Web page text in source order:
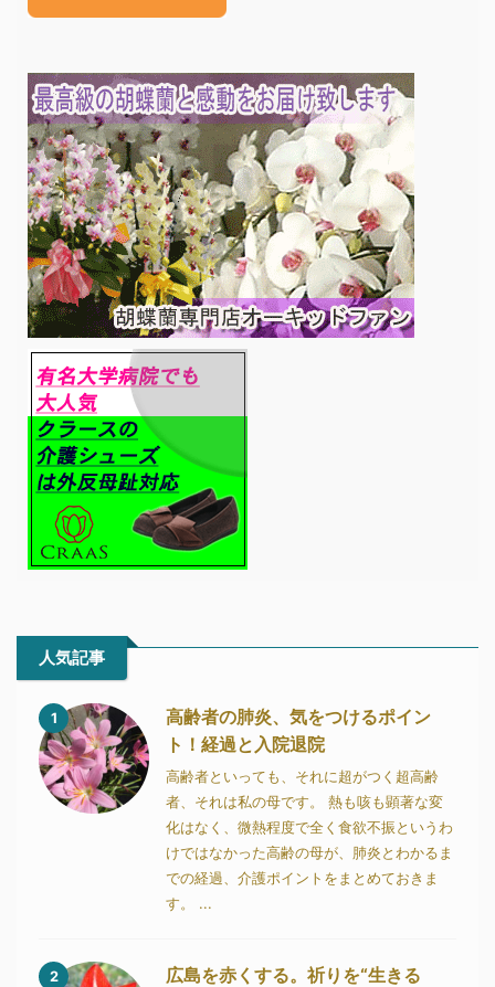
人気記事
1
高齢者の肺炎、気をつけるポイン
ト！経過と入院退院
高齢者といっても、それに超がつく超高齢
者、それは私の母です。 熱も咳も顕著な変
化はなく、微熱程度で全く食欲不振というわ
けではなかった高齢の母が、肺炎とわかるま
での経過、介護ポイントをまとめておきま
す。 ...
2
広島を赤くする。祈りを“生きる